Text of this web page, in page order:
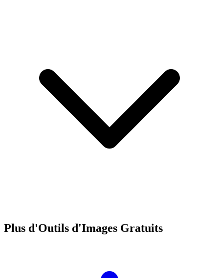
Plus d'Outils d'Images Gratuits